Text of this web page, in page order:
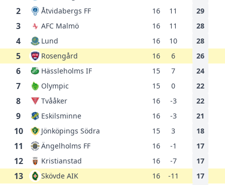
2 Åtvidabergs FF 16 11 29
3 AFC Malmö 16 11 28
4 Lund 16 10 28
5 Rosengård 16 6 26
6 Hässleholms IF 15 7 24
7 Olympic 15 0 22
8 Tvååker 16 -3 22
9 Eskilsminne 16 -3 21
10 Jönköpings Södra 15 3 18
11 Ängelholms FF 16 -1 17
12 Kristianstad 16 -7 17
13 Skövde AIK 16 -11 17